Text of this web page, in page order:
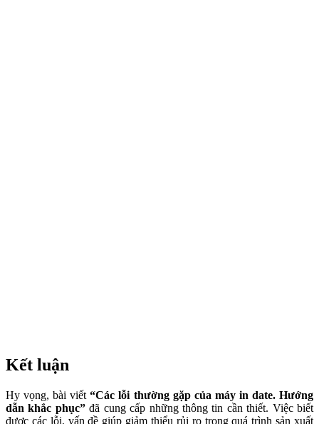
Kết luận
Hy vọng, bài viết“Các lỗi thường gặp của máy in date. Hướng
dẫn khắc phục”đã cung cấp những thông tin cần thiết. Việc biết
được các lỗi, vấn đề giúp giảm thiểu rủi ro trong quá trình sản xuất